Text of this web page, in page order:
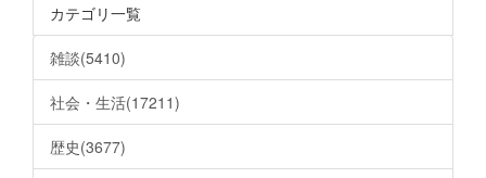
カテゴリ一覧
雑談(5410)
社会・生活(17211)
歴史(3677)